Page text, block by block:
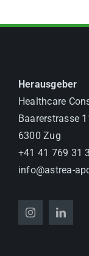
Herausgeber
Healthcare
Baarerstrasse
6300 Zug
+41 41 769 31
info@astrea-